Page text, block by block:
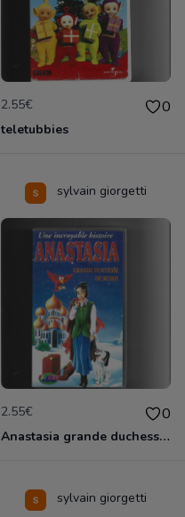
2.55€ 0
teletubbies
sylvain giorgetti
2.55€ 0
Anastasia grande duchesse de Russie
sylvain giorgetti